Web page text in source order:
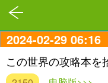
2024-02-29 06:16
この世界の攻略本を